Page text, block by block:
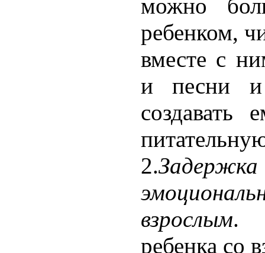
можно
ребенком,
вместе с
и песни и
создавать
2.
взрослым.
ребенка со